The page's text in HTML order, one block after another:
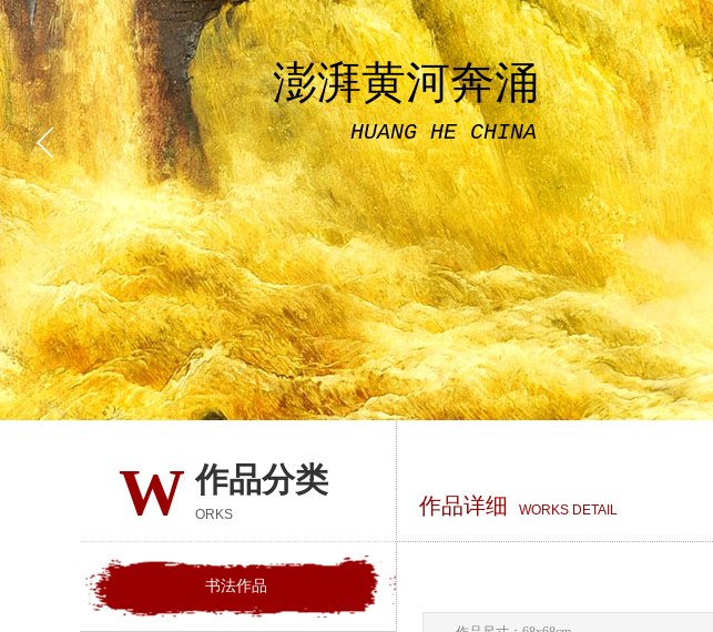
澎湃黄河奔涌
HUANG HE CHINA
W 作品分类
作品详细 WORKS DETAIL
ORKS
书法作品